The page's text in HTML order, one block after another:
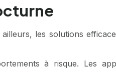
les solutions
à risque. Les